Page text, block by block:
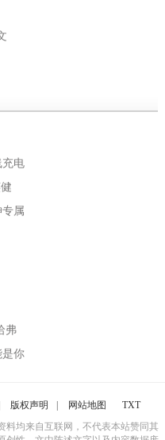
充电
属
弗
是你
版权声明 网站地图
TXT
料均来自互联网，不代表本站赞同其